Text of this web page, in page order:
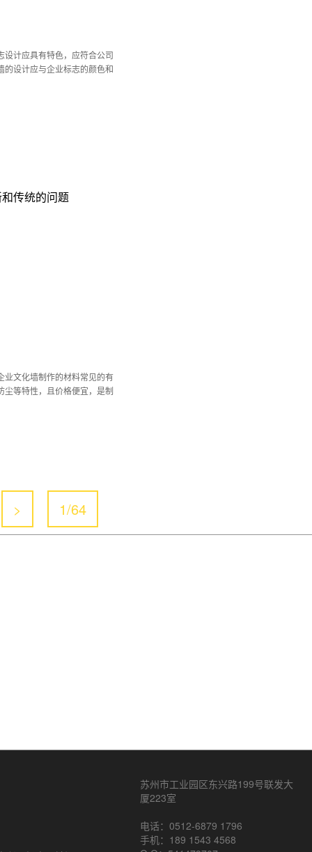
设计应具有特色，应符合公司
的设计应与企业标志的颜色和
传统的问题
业文化墙制作的材料常见的有
尘等特性，且价格便宜，是制
> 1/64
苏州市工业园区东兴路199号联发大
厦223室
电话：0512-6879 1796
手机：189 1543 4568